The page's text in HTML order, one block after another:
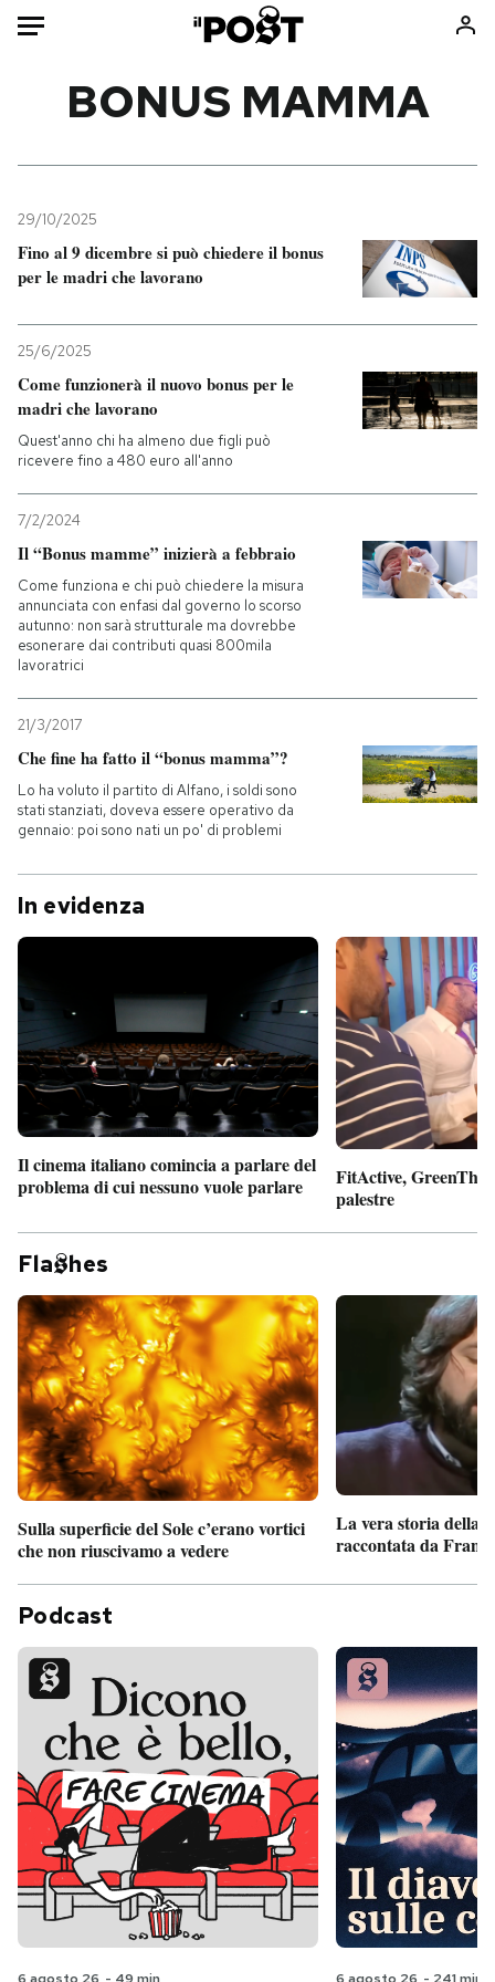
Mondo
Politica
Tecnologia
Scienza
Cultura
Economia
Sport
Consumismi
Europa
NEWSLETTER
SHOP
CALENDARIO
AREA PERSONALE
BONUS MAMMA
29/10/2025
Fino al 9 dicembre si può chiedere il bonus
per le madri che lavorano
25/6/2025
Come funzionerà il nuovo bonus per le
madri che lavorano
Quest'anno chi ha almeno due figli può
ricevere fino a 480 euro all'anno
7/2/2024
Il “Bonus mamme” inizierà a febbraio
Come funziona e chi può chiedere la misura
annunciata con enfasi dal governo lo scorso
autunno: non sarà strutturale ma dovrebbe
esonerare dai contributi quasi 800mila
lavoratrici
21/3/2017
Che fine ha fatto il “bonus mamma”?
Lo ha voluto il partito di Alfano, i soldi sono
stati stanziati, doveva essere operativo da
gennaio: poi sono nati un po' di problemi
In evidenza
Il cinema italiano comincia a parlare del
problema di cui nessuno vuole parlare
FitActive,
palestre
Fla hes
Sulla superficie del Sole c’erano vortici
che non riuscivamo a vedere
La vera storia della
raccontata da
Podcast